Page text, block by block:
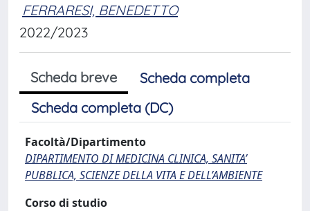
FERRARESI, BENEDETTO
2022/2023
Scheda breve
Scheda completa
Scheda completa (DC)
Facoltà/Dipartimento
DIPARTIMENTO DI MEDICINA CLINICA, SANITA’
PUBBLICA, SCIENZE DELLA VITA E DELL’AMBIENTE
Corso di studio